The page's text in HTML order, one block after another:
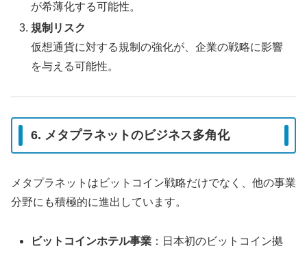
が希薄化する可能性。
規制リスク
仮想通貨に対する規制の強化が、企業の戦略に影響
を与える可能性。
6. メタプラネットのビジネス多角化
メタプラネットはビットコイン戦略だけでなく、他の事業
分野にも積極的に進出しています。
ビットコインホテル事業 ：日本初のビットコイン拠